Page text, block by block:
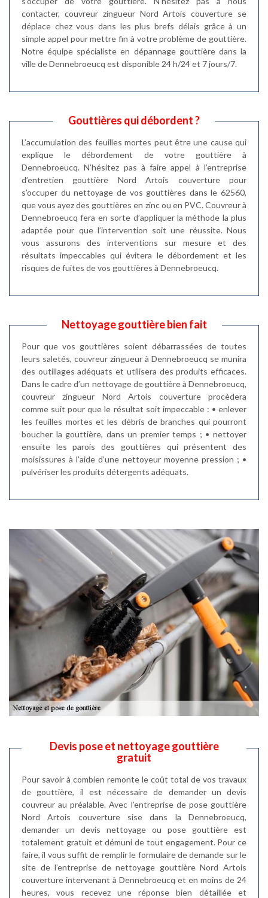
contacter, couvreur zingueur Nord Artois couverture se
déplace chez vous dans les plus brefs délais grâce à un
simple appel pour mettre fin à votre problème de gouttière.
Notre équipe spécialiste en dépannage gouttière dans la
ville de Dennebroeucq est disponible 24 h/24 et 7 jours/7.
Gouttières qui débordent ?
L’accumulation des feuilles mortes peut être une cause qui
explique le débordement de votre gouttière à
Dennebroeucq. N’hésitez pas à faire appel à l’entreprise
d’entretien gouttière Nord Artois couverture pour
s’occuper du nettoyage de vos gouttières dans le 62560,
que vous ayez des gouttières en zinc ou en PVC. Couvreur à
Dennebroeucq fera en sorte d’appliquer la méthode la plus
adaptée pour que l’intervention soit une réussite. Nous
vous assurons des interventions sur mesure et des
résultats impeccables qui évitera le débordement et les
risques de fuites de vos gouttières à Dennebroeucq.
Nettoyage gouttière bien fait
Pour que vos gouttières soient débarrassées de toutes
leurs saletés, couvreur zingueur à Dennebroeucq se munira
des outillages adéquats et utilisera des produits efficaces.
Dans le cadre d’un nettoyage de gouttière à Dennebroeucq,
couvreur zingueur Nord Artois couverture procèdera
comme suit pour que le résultat soit impeccable : • enlever
les feuilles mortes et les débris de branches qui pourront
boucher la gouttière, dans un premier temps ; • nettoyer
ensuite les parois des gouttières qui présentent des
moisissures à l’aide d’une nettoyeur moyenne pression ; •
pulvériser les produits détergents adéquats.
Devis pose et nettoyage gouttière
gratuit
Pour savoir à combien remonte le coût total de vos travaux
de gouttière, il est nécessaire de demander un devis
couvreur au préalable. Avec l’entreprise de pose gouttière
Nord Artois couverture sise dans la Dennebroeucq,
demander un devis nettoyage ou pose gouttière est
totalement gratuit et démuni de tout engagement. Pour ce
faire, il vous suffit de remplir le formulaire de demande sur le
site de l’entreprise de nettoyage gouttière Nord Artois
couverture intervenant à Dennebroeucq et en moins de 24
heures, vous recevez une réponse bien détaillée et